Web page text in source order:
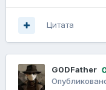
Цитата
G0DFathеr